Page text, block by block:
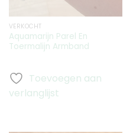
VERKOCHT
Aquamarijn Parel En
Toermalijn Armband
Toevoegen aan
verlanglijst